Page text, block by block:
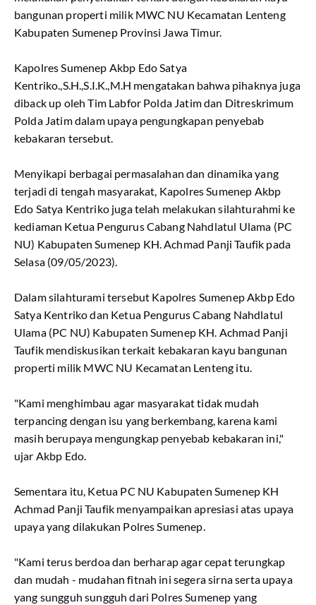
bangunan properti milik MWC NU Kecamatan Lenteng
Kabupaten Sumenep Provinsi Jawa Timur.
Kapolres Sumenep Akbp Edo Satya
Kentriko.,S.H.,S.I.K.,M.H mengatakan bahwa pihaknya juga
diback up oleh Tim Labfor Polda Jatim dan Ditreskrimum
Polda Jatim dalam upaya pengungkapan penyebab
kebakaran tersebut.
Menyikapi berbagai permasalahan dan dinamika yang
terjadi di tengah masyarakat, Kapolres Sumenep Akbp
Edo Satya Kentriko juga telah melakukan silahturahmi ke
kediaman Ketua Pengurus Cabang Nahdlatul Ulama (PC
NU) Kabupaten Sumenep KH. Achmad Panji Taufik pada
Selasa (09/05/2023).
Dalam silahturami tersebut Kapolres Sumenep Akbp Edo
Satya Kentriko dan Ketua Pengurus Cabang Nahdlatul
Ulama (PC NU) Kabupaten Sumenep KH. Achmad Panji
Taufik mendiskusikan terkait kebakaran kayu bangunan
properti milik MWC NU Kecamatan Lenteng itu.
"Kami menghimbau agar masyarakat tidak mudah
terpancing dengan isu yang berkembang, karena kami
masih berupaya mengungkap penyebab kebakaran ini,"
ujar Akbp Edo.
Sementara itu, Ketua PC NU Kabupaten Sumenep KH
Achmad Panji Taufik menyampaikan apresiasi atas upaya
upaya yang dilakukan Polres Sumenep.
"Kami terus berdoa dan berharap agar cepat terungkap
dan mudah - mudahan fitnah ini segera sirna serta upaya
yang sungguh sungguh dari Polres Sumenep yang